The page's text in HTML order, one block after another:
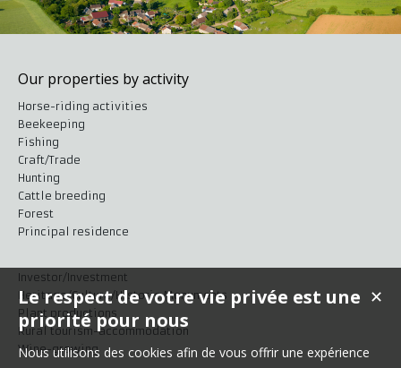
Our properties by activity
Horse-riding activities
Beekeeping
Fishing
Craft/Trade
Hunting
Cattle breeding
Forest
Principal residence
Investor/Investment
Heritage/Culture/Historic Monuments
Plant productions
Rural tourism-accommodation
Wine-growing
✕
Le respect de votre vie privée est une
priorité pour nous
Nous utilisons des cookies afin de vous offrir une expérience